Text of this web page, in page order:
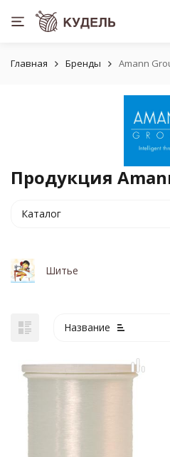
Главная Бренды Amann
Продукция
Каталог
Шитье
Название